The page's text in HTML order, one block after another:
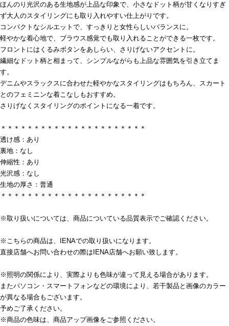
ほんのり光沢のある生地感が上品な印象で、小さなドット柄が甘くなりすぎ
ず大人のスタイリングにも取り入れやすい仕上がりです。
コンパクトなシルエットで、すっきりと女性らしいバランスに。
軽やかな着心地で、ブラウス感覚でも取り入れることができる一枚です。
フロントにはくるみボタンをあしらい、さりげないアクセントに。
繊細なドット柄と相まって、シンプルながらも上品な雰囲気を引き立てま
す。
デニムやスラックスに合わせた軽やかなスタイリングはもちろん、スカート
とのフェミニンな着こなしもおすすめ。
さりげなくスタイリングのポイントになる一着です。
＊＊＊＊＊＊＊＊＊＊＊＊＊＊＊＊＊＊＊＊＊＊
透け感：あり
裏地：なし
伸縮性：あり
光沢感：なし
生地の厚さ：普通
＊＊＊＊＊＊＊＊＊＊＊＊＊＊＊＊＊＊＊＊＊＊
※取り扱いについては、商品についている品質表示でご確認ください。
※こちらの商品は、IENAでの取り扱いになります。
直接店舗へお問い合わせの際はIENA店舗へお願い致します。
※照明の関係により、実際よりも色味が違って見える場合があります。
またパソコン・スマートフォンなどの環境により、若干製品と画像のカラー
が異なる場合もございます。
予めご了承ください。
※商品の色味は、商品アップ画像をご参照ください。